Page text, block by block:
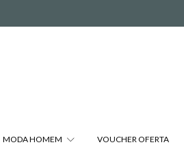
MODA HOMEM VOUCHER OFERTA